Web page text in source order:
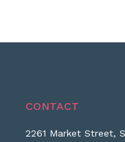
CONTACT
2261 Market Street,